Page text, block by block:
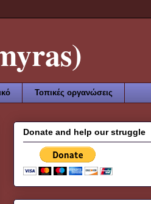
Τοπικές οργανώσεις
Donate and help our struggle